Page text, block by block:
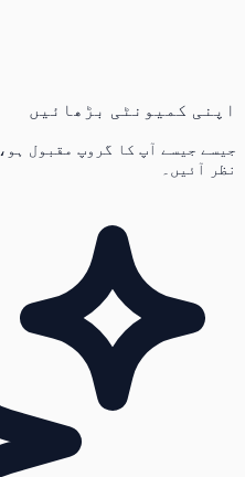
اپنی کمیونٹی بڑھائیں
جیسے جیسے آپ کا گروپ مقبول
نظر آئیں۔